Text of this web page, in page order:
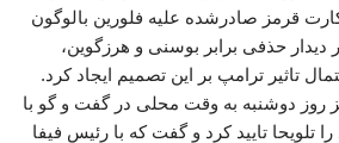
قرمز صادرشده علیه فلورین بالوگون
دیدار حذفی برابر بوسنی و هرزگوین،
تاثیر ترامپ بر این تصمیم ایجاد کرد.
روز دوشنبه به وقت محلی در گفت و گو با
تلویحا تایید کرد و گفت که با رئیس فیفا